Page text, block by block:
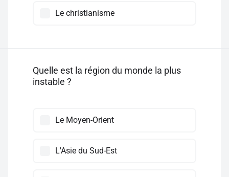
Le christianisme
Quelle est la région du monde la plus
instable ?
Le Moyen-Orient
L'Asie du Sud-Est